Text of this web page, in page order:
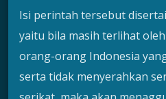
Isi perintah tersebut
yaitu bila masih terlihat
orang-orang Indonesia
serta tidak menyerahkan